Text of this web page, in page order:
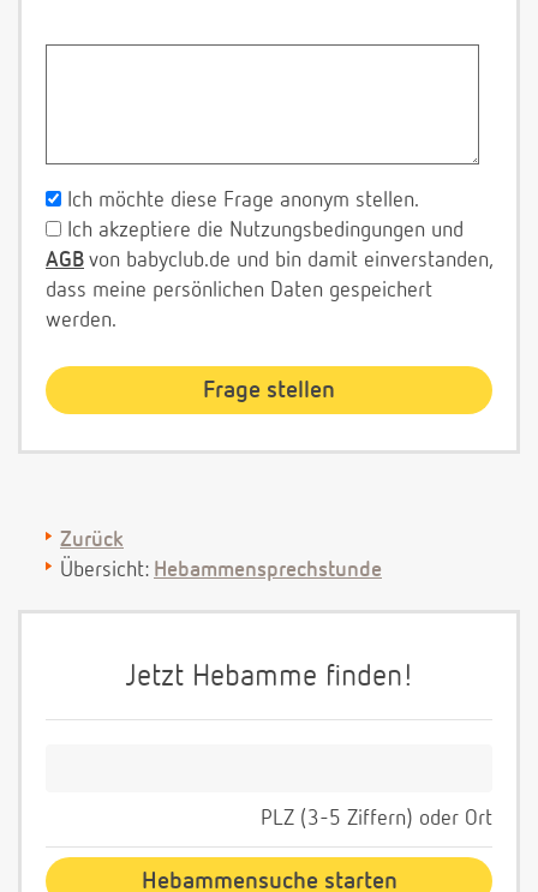
Ich möchte diese Frage anonym stellen.
Ich akzeptiere die Nutzungsbedingungen und
AGB von babyclub.de und bin damit einverstanden,
dass meine persönlichen Daten gespeichert
werden.
Zurück
Übersicht: Hebammensprechstunde
Jetzt Hebamme finden!
PLZ (3-5 Ziffern) oder Ort